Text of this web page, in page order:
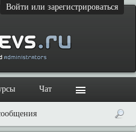
Войти или зарегистрироваться
Чат